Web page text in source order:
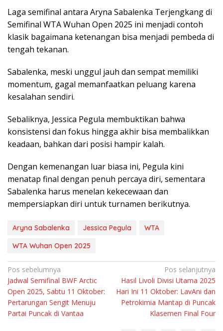
Laga semifinal antara Aryna Sabalenka Terjengkang di
Semifinal WTA Wuhan Open 2025 ini menjadi contoh
klasik bagaimana ketenangan bisa menjadi pembeda di
tengah tekanan.
Sabalenka, meski unggul jauh dan sempat memiliki
momentum, gagal memanfaatkan peluang karena
kesalahan sendiri.
Sebaliknya, Jessica Pegula membuktikan bahwa
konsistensi dan fokus hingga akhir bisa membalikkan
keadaan, bahkan dari posisi hampir kalah.
Dengan kemenangan luar biasa ini, Pegula kini
menatap final dengan penuh percaya diri, sementara
Sabalenka harus menelan kekecewaan dan
mempersiapkan diri untuk turnamen berikutnya.
Aryna Sabalenka Jessica Pegula
WTA
WTA Wuhan Open 2025
Navigasi
pos
Pos sebelumnya
Jadwal Semifinal BWF Arctic
Open 2025, Sabtu 11 Oktober:
Pertarungan Sengit Menuju
Partai Puncak di Vantaa
Pos selanjutnya
Hasil Livoli Divisi Utama 2025
Hari Ini 11 Oktober: LavAni dan
Petrokimia Mantap di Puncak
Klasemen Final Four